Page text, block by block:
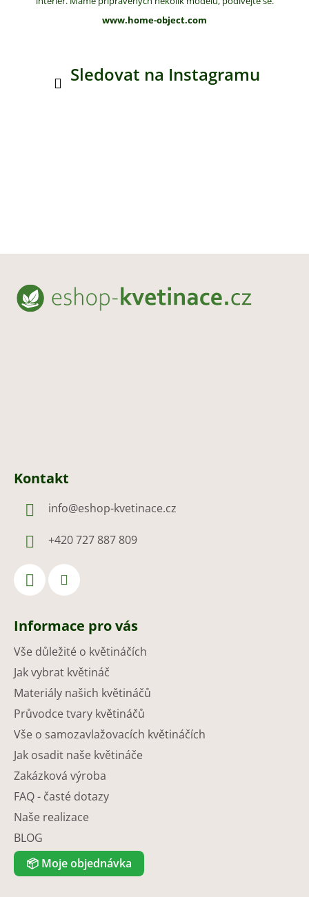
www.home-object.com
Sledovat na Instagramu
Z
Kontakt
info@eshop-kvetinace.cz
+420 727 887 809
Informace pro vás
Vše důležité o květináčích
Jak vybrat květináč
Materiály našich květináčů
Průvodce tvary květináčů
Vše o samozavlažovacích květináčích
Jak osadit naše květináče
Zakázková výroba
FAQ - časté dotazy
Naše realizace
BLOG
📦 Moje objednávka